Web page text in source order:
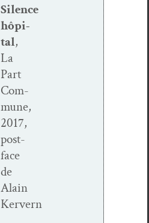
Silence
hôpi­
tal,
La
Part
Com­
mune,
2017,
post­
face
de
Alain
Kervern